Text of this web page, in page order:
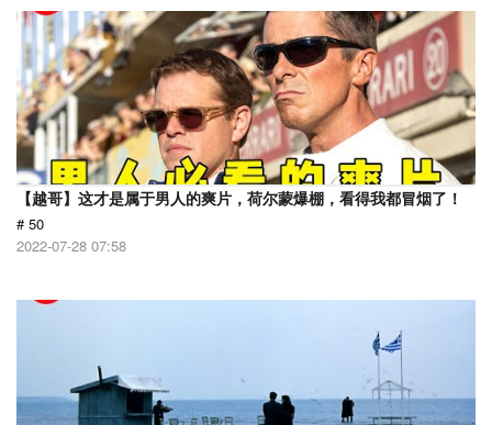
【越哥】这才是属于男人的爽片，荷尔蒙爆棚，看得我都冒烟了！
# 50
2022-07-28 07:58